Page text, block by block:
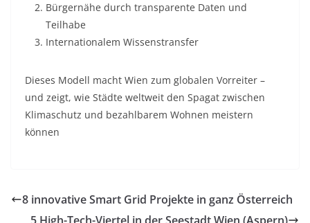
Bürgernähe durch transparente Daten und
Teilhabe
Internationalem Wissenstransfer
Dieses Modell macht Wien zum globalen Vorreiter –
und zeigt, wie Städte weltweit den Spagat zwischen
Klimaschutz und bezahlbarem Wohnen meistern
können
8 innovative Smart Grid Projekte in ganz Österreich